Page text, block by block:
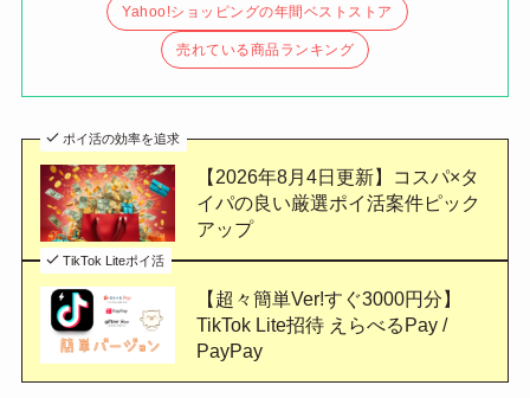
Yahoo!ショッピングの年間ベストストア
売れている商品ランキング
ポイ活の効率を追求
【2026年8月4日更新】コスパ×タ
イパの良い厳選ポイ活案件ピック
アップ
TikTok Liteポイ活
【超々簡単Ver!すぐ3000円分】
TikTok Lite招待 えらべるPay /
PayPay